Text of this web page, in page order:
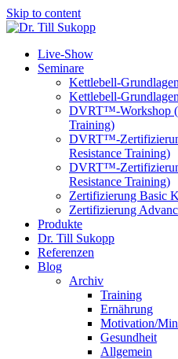
Skip to content
Live-Show
Seminare
Kettlebell-
Kettlebell-
DVRT™-Workshop
Training)
DVRT™-
Resistance Training)
DVRT™-
Resistance Training)
Zertifizierung Basic
Zertifizierung
Produkte
Dr. Till Sukopp
Referenzen
Blog
Archiv
Training
Ernährung
Motivation/
Gesundheit
Allgemein